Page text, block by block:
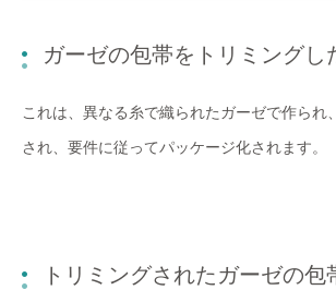
ガーゼの包帯をトリミングし
これは、異なる糸で織られたガーゼで作られ
され、要件に従ってパッケージ化されます。
トリミングされたガーゼの包